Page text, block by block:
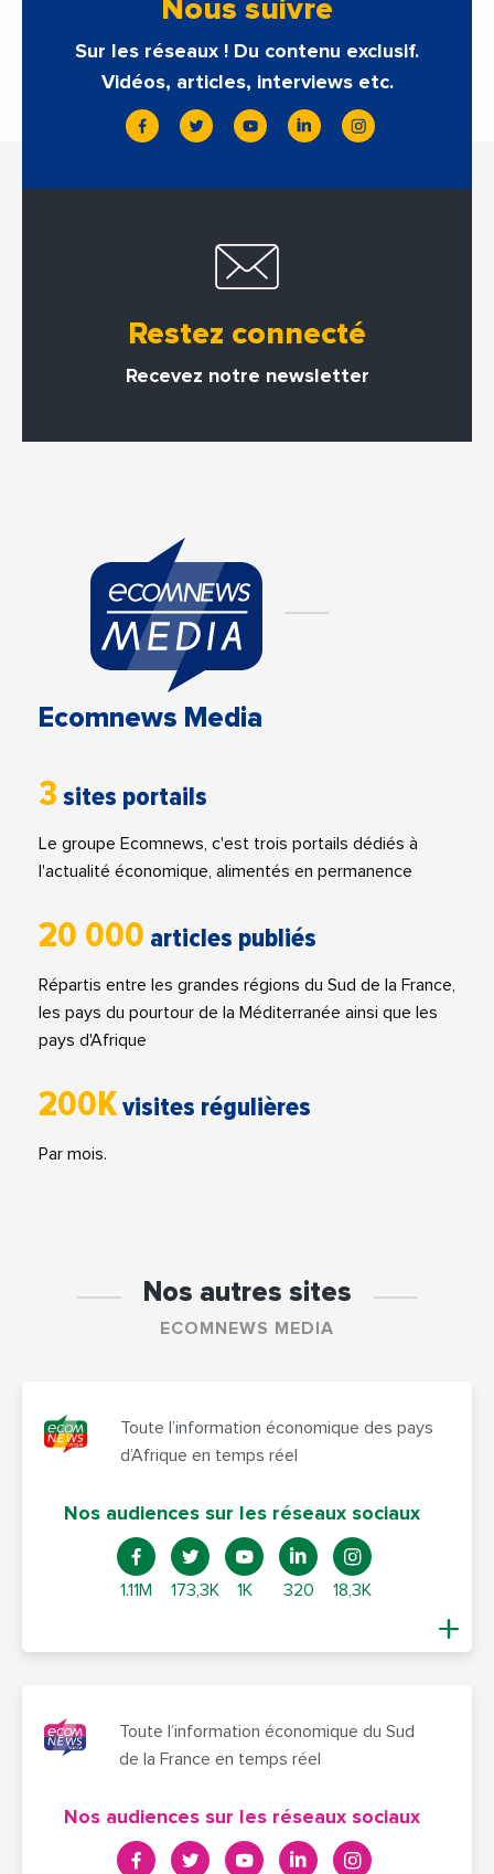
Nous suivre
Sur les réseaux ! Du contenu exclusif.
Vidéos, articles, interviews etc.
Restez connecté
Recevez notre newsletter
Ecomnews Media
3 sites portails
Le groupe Ecomnews, c'est trois portails dédiés à
l'actualité économique, alimentés en permanence
20 000 articles publiés
Répartis entre les grandes régions du Sud de la France,
les pays du pourtour de la Méditerranée ainsi que les
pays d'Afrique
200Kvisites régulières
Par mois.
Nos autres sites
ECOMNEWS MEDIA
Toute l’information économique des pays
d’Afrique en temps réel
Nos audiences sur les réseaux sociaux
1.11M 173,3K 1K 320 18,3K
Toute l’information économique du Sud
de la France en temps réel
Nos audiences sur les réseaux sociaux